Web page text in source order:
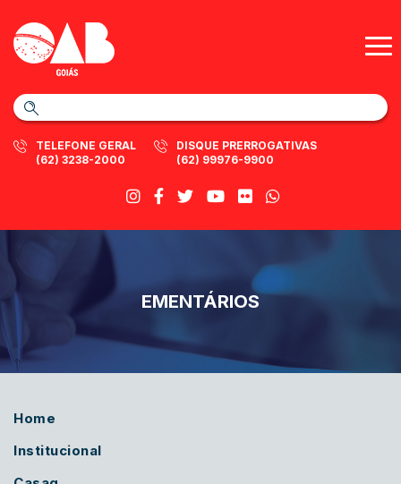
TELEFONE GERAL
(62) 3238-2000
DISQUE PRERROGATIVAS
(62) 99976-9900
EMENTÁRIOS
Home
Institucional